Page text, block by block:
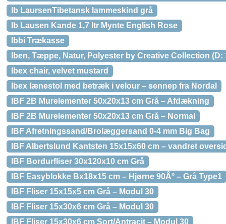
Ib LaursenTibetansk lammeskind grå
Ib Lausen Kande 1,7 ltr Mynte English Rose
Ibbi Trækasse
Iben, Tæppe, Natur, Polyester by Creative Collection (D:
Ibex chair, velvet mustard
Ibex lænestol med betræk i velour – sennep fra Nordal
IBF 2B Murelementer 50x20x13 cm Grå – Afdækning
IBF 2B Murelementer 50x20x13 cm Grå – Normal
IBF Afretningssand/Brolæggersand 0-4 mm Big Bag
IBF Albertslund Kantsten 15x15x60 cm – vandret
IBF Bordurfliser 30x120x10 cm Grå
IBF Easyblokke Bx18x15 cm – Hjørne 90Â° – Grå Type1
IBF Fliser 15x15x5 cm Grå – Modul 30
IBF Fliser 15x30x6 cm Grå – Modul 30
IBF Fliser 15x30x6 cm Sort/Antracit – Modul 30